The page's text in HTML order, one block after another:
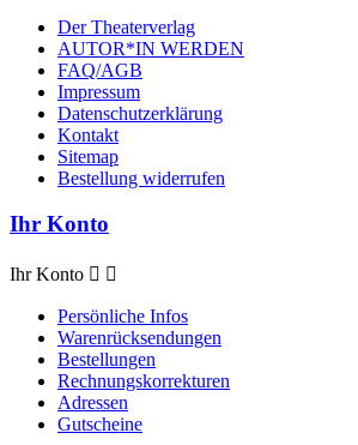
Der Theaterverlag
AUTOR*IN WERDEN
FAQ/AGB
Impressum
Datenschutzerklärung
Kontakt
Sitemap
Bestellung widerrufen
Ihr Konto
Ihr Konto  
Persönliche Infos
Warenrücksendungen
Bestellungen
Rechnungskorrekturen
Adressen
Gutscheine